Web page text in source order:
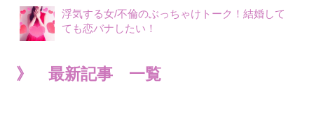
浮気する女/不倫のぶっちゃけトーク！結婚して
ても恋バナしたい！
》 最新記事 一覧